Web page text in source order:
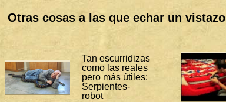
Otras cosas a las que echar un vistazo
Tan escurridizas
como las reales
pero más útiles:
Serpientes-
robot